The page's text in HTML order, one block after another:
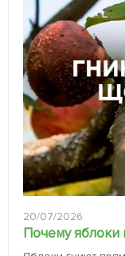
20/07/2026
Почему яблоки